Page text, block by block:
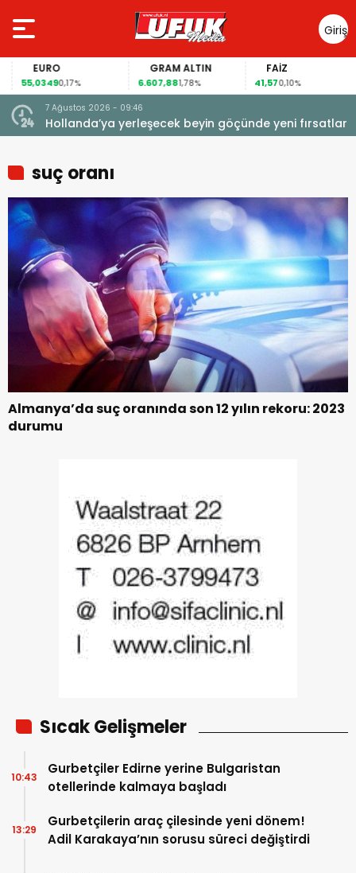
Giriş
Yap
EURO
55,03490,17%
GRAM ALTIN
6.607,881,78%
FAİZ
41,570,10%
7 Ağustos 2026 - 09:46
Hollanda’ya yerleşecek beyin göçünde yeni fırsatlar
suç oranı
Almanya’da suç oranında son 12 yılın rekoru: 2023
durumu
Sıcak Gelişmeler
Gurbetçiler Edirne yerine Bulgaristan
otellerinde kalmaya başladı
10:43
Gurbetçilerin araç çilesinde yeni dönem!
Adil Karakaya’nın sorusu süreci değiştirdi
13:29